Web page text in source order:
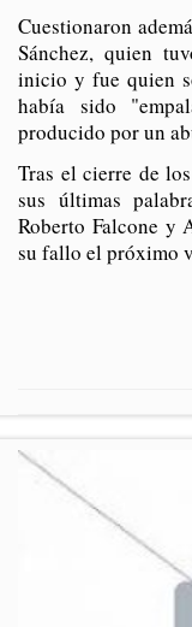
Cuestionaron
Sánchez, quien
inicio y fue quien
había sido
producido por un
Tras el cierre de
sus últimas
Roberto Falcone y
su fallo el próximo